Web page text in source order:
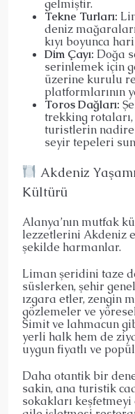
gelmiştir.
Tekne Turları:
deniz
kıyı boyunca
Dim Çayı: Doğa
serinlemek için
üzerine kurulu
platformlarının
Toros Dağları:
trekking
turistlerin
seyir tepeleri
Akdeniz
Kültürü
Alanya’nın mutfak
lezzetlerini Akdeniz
şekilde harmanlar.
Liman şeridini taze
süslerken, şehir
ızgara etler, zengin
gözlemeler ve
Simit ve lahmacun
yerli halk hem de
uygun fiyatlı ve
Daha otantik bir
sakin, ana turistik
sokakları